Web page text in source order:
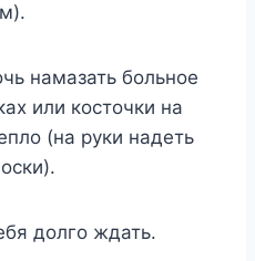
намазать больное
или косточки на
(на руки надеть
долго ждать.